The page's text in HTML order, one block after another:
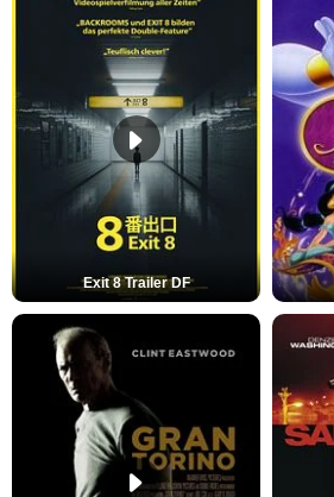
Exit 8 Trailer DF